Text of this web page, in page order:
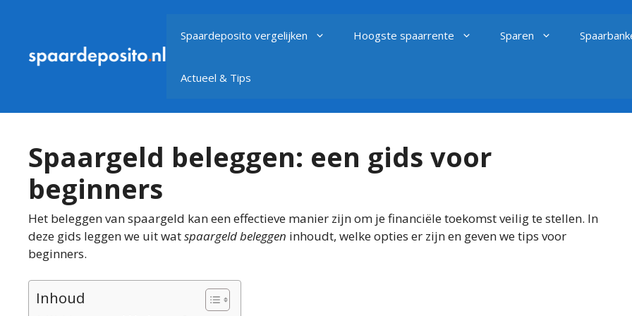
inhoud
Spaardeposito vergelijken Hoogste spaarrente Sparen
Actueel & Tips
Spaargeld beleggen: een gids voor
beginners
Het beleggen van spaargeld kan een effectieve manier zijn om je financiële toekomst veilig te stellen. In
deze gids leggen we uit watspaargeld beleggen inhoudt, welke opties er zijn en geven we tips voor
beginners.
Inhoud